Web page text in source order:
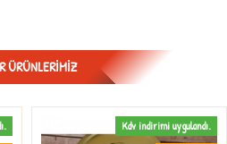
ÜRÜNLERIMIZ
Kdv indirimi uygulandı.